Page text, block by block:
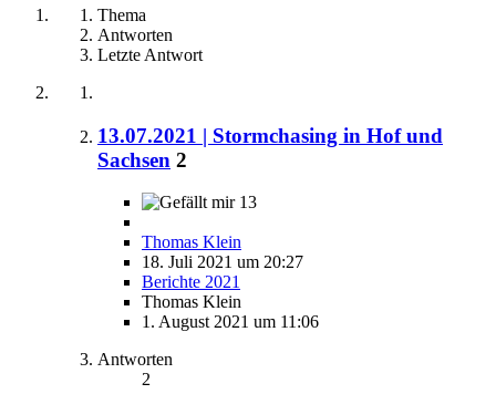
Thema
Antworten
Letzte Antwort
13.07.2021 | Stormchasing in Hof und
Sachsen 2
13
Thomas Klein
18. Juli 2021 um 20:27
Berichte 2021
Thomas Klein
1. August 2021 um 11:06
Antworten
2